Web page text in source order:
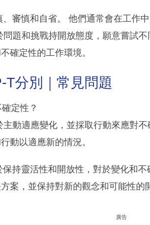
審慎和自省。 他們通常會在工作
題和挑戰持開放態度，願意嘗試
確定性的工作環境。
T分別｜常見問題
定性？
主動適應變化，並採取行動來應對
動以適應新的情況。
持靈活性和開放性，對於變化和
案，並保持對新的觀念和可能性的
廣告